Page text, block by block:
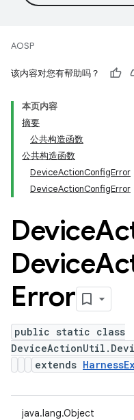
AOSP
该内容对您有帮助吗？
本页内容
摘要
公共构造函数
公共构造函数
DeviceActionConfigError
DeviceActionConfigError
Device
Device
Error
public static class
extends
java.lang.Object